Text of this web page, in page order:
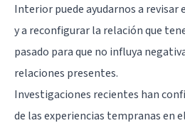
Interior puede ayudarnos a revisar
y a reconfigurar la relación que
pasado para que no influya
relaciones presentes.
Investigaciones recientes han
de las experiencias tempranas en